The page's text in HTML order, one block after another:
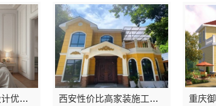
珠三角靠谱空间设计优惠活动-广东鼎饰空间装饰工程有限公司 西安性价比高家装施工改善房免费量房-居安天成（西安）建筑工程有限责任公司